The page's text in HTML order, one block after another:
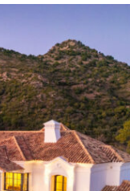
amplio salón
m², los cuidados
renovada con
una cubierta
su disfrute
Junto
así como un
sofisticado.
dormitorios con